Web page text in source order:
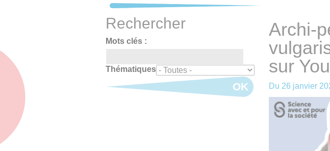
Archi-
sur
Du 26 janvier
Rechercher
Mots clés :
Thématiques
OK